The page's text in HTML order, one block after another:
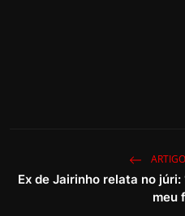
Ex de Jairinho relata no
meu